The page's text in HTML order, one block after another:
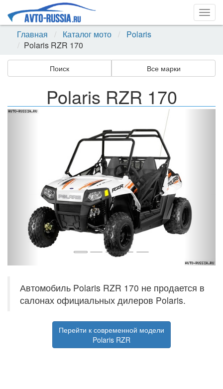
Главная
Каталог мото
Polaris
Polaris RZR 170
Поиск Все марки
Polaris RZR 170
Назад
Автомобиль Polaris RZR 170 не продается в
салонах официальных дилеров Polaris.
Перейти к современной модели
Polaris RZR